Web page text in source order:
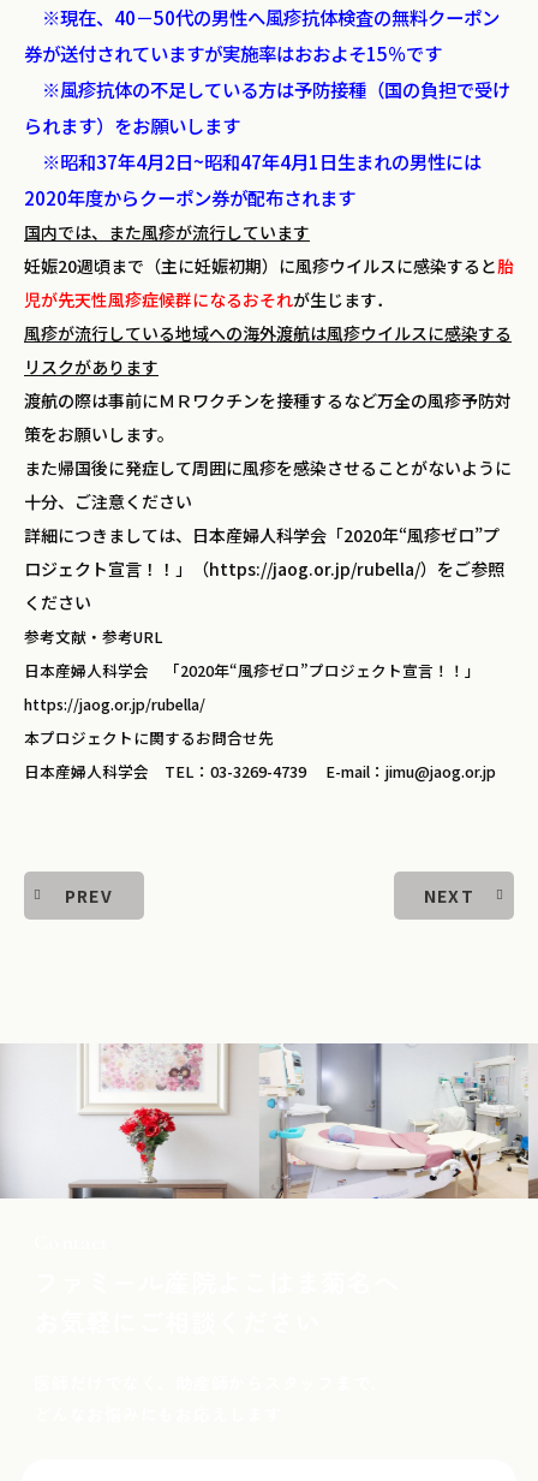
※現在、40－50代の男性へ風疹抗体検査の無料クーポン
券が送付されていますが実施率はおおよそ15％です
※風疹抗体の不足している方は予防接種（国の負担で受け
られます）をお願いします
※昭和37年4月2日~昭和47年4月1日生まれの男性には
2020年度からクーポン券が配布されます
国内では、また風疹が流行しています
妊娠20週頃まで（主に妊娠初期）に風疹ウイルスに感染すると胎
児が先天性風疹症候群になるおそれが生じます．
風疹が流行している地域への海外渡航は風疹ウイルスに感染する
リスクがあります
渡航の際は事前にＭＲワクチンを接種するなど万全の風疹予防対
策をお願いします。
また帰国後に発症して周囲に風疹を感染させることがないように
十分、ご注意ください
詳細につきましては、日本産婦人科学会「2020年“風疹ゼロ”プ
ロジェクト宣言！！」（https://jaog.or.jp/rubella/）をご参照
ください
参考文献・参考URL
日本産婦人科学会 「2020年“風疹ゼロ”プロジェクト宣言！！」
https://jaog.or.jp/rubella/
本プロジェクトに関するお問合せ先
日本産婦人科学会 TEL：03-3269-4739 E-mail：jimu@jaog.or.jp
PREV NEXT